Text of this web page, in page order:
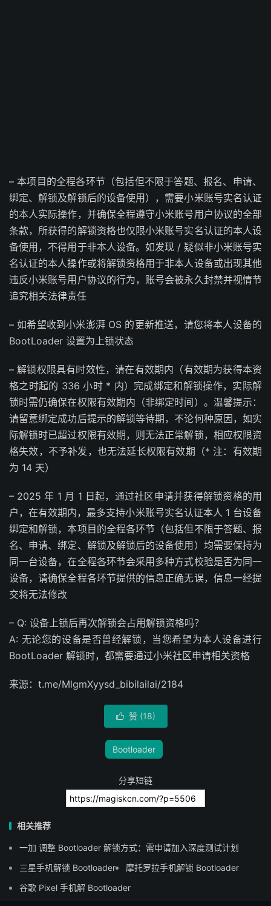
– 本项目的全程各环节（包括但不限于答题、报名、申请、
绑定、解锁及解锁后的设备使用），需要小米账号实名认证
的本人实际操作，并确保全程遵守小米账号用户协议的全部
条款，所获得的解锁资格也仅限小米账号实名认证的本人设
备使用，不得用于非本人设备。如发现 / 疑似非小米账号实
名认证的本人操作或将解锁资格用于非本人设备或出现其他
违反小米账号用户协议的行为，账号会被永久封禁并视情节
追究相关法律责任
– 如希望收到小米澎湃 OS 的更新推送，请您将本人设备的
BootLoader 设置为上锁状态
– 解锁权限具有时效性，请在有效期内（有效期为获得本资
格之时起的 336 小时 * 内）完成绑定和解锁操作，实际解
锁时需仍确保在权限有效期内（非绑定时间）。温馨提示：
请留意绑定成功后提示的解锁等待期，不论何种原因，如实
际解锁时已超过权限有效期，则无法正常解锁，相应权限资
格失效，不予补发，也无法延长权限有效期（* 注：有效期
为 14 天）
– 2025 年 1 月 1 日起，通过社区申请并获得解锁资格的用
户，在有效期内，最多支持小米账号实名认证本人 1 台设备
绑定和解锁，本项目的全程各环节（包括但不限于答题、报
名、申请、绑定、解锁及解锁后的设备使用）均需要保持为
同一台设备，在全程各环节会采用多种方式校验是否为同一
设备，请确保全程各环节提供的信息正确无误，信息一经提
交将无法修改
– Q: 设备上锁后再次解锁会占用解锁资格吗？
A: 无论您的设备是否曾经解锁，当您希望为本人设备进行
BootLoader 解锁时，都需要通过小米社区申请相关资格
来源：t.me/MlgmXyysd_bibilailai/2184
 赞 (18)
Bootloader
分享短链
相关推荐
一加 调整 Bootloader 解锁方式：需申请加入深度测试计划
三星手机解锁 Bootloader
摩托罗拉手机解锁 Bootloader
谷歌 Pixel 手机解 Bootloader